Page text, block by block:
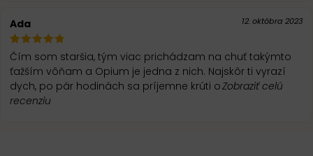
Ada 12. októbra 2023
Čím som staršia, tým viac prichádzam na chuť takýmto
ťažším vôňam a Opium je jedna z nich. Najskôr ti vyrazí
dych, po pár hodinách sa príjemne krúti oZobraziť celú
recenziu